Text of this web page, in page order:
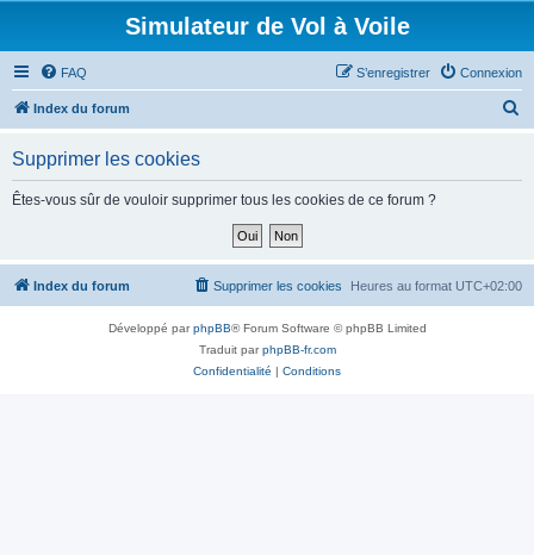
Simulateur de Vol à Voile
FAQ Connexion
S’enregistrer
Index du forum
h
Supprimer les cookies
Êtes-vous sûr de vouloir supprimer tous les cookies de ce forum ?
Index du forum Heures au format UTC+02:00
Supprimer les cookies
Développé parphpBB® Forum Software © phpBB Limited
Traduit parphpBB-fr.com
Confidentialité | Conditions